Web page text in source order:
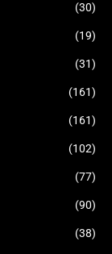
(30)
(19)
(31)
(161)
(161)
(102)
(77)
(90)
(38)